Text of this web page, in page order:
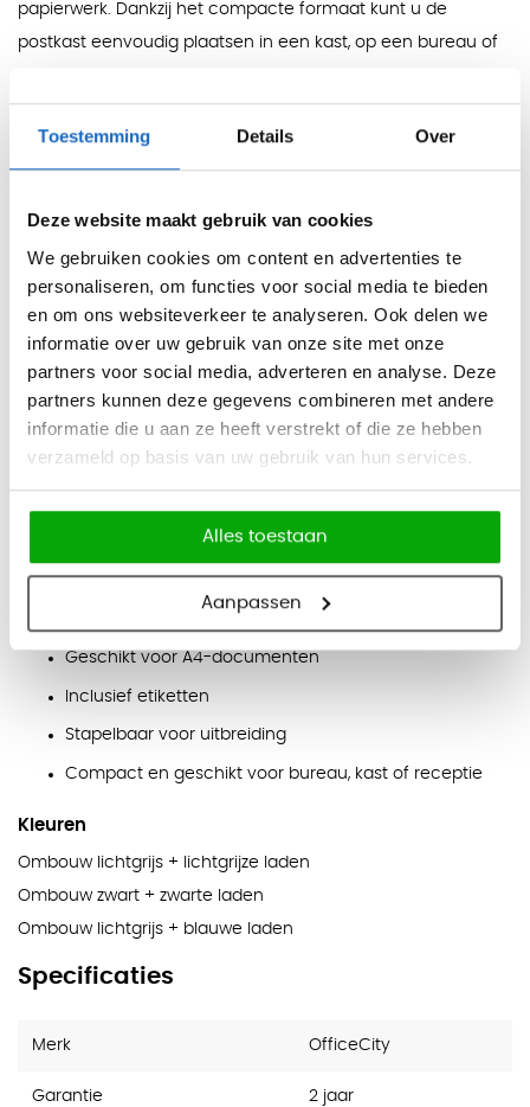
Toestemming Details Over
Deze website maakt gebruik van cookies
We gebruiken cookies om content en advertenties te
personaliseren, om functies voor social media te bieden
en om ons websiteverkeer te analyseren. Ook delen we
informatie over uw gebruik van onze site met onze
partners voor social media, adverteren en analyse. Deze
partners kunnen deze gegevens combineren met andere
informatie die u aan ze heeft verstrekt of die ze hebben
verzameld op basis van uw gebruik van hun services.
Alles toestaan
Aanpassen
papierwerk. Dankzij het compacte formaat kunt u de
postkast eenvoudig plaatsen in een kast, op een bureau of
direct uit voorraad beschikbaar in drie kleurvarianten.
Geschikt voor gebruik in zowel kantoren als
thuiswerkplekken.
Met vijf ruime laden biedt deze postkast voldoende
capaciteit voor A4-documenten. Bovendien is de kast
stapelbaar, waardoor u meerdere units kunt combineren tot
een praktische post- of archiefoplossing. Het strakke
ontwerp en de duurzame materialen zorgen voor een lange
levensduur.
Afmetingen
Hoogte: 27,5 cm
Breedte: 33 cm
Eigenschappen
Geschikt voor A4-documenten
Inclusief etiketten
Stapelbaar voor uitbreiding
Compact en geschikt voor bureau, kast of receptie
Kleuren
Ombouw lichtgrijs + lichtgrijze laden
Ombouw zwart + zwarte laden
Ombouw lichtgrijs + blauwe laden
Specificaties
Merk OfficeCity
Garantie 2 jaar